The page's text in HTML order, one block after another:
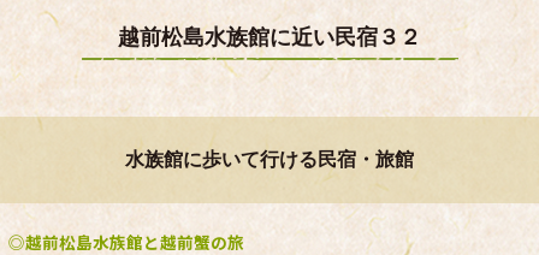
越前松島水族館に近い民宿３２
水族館に歩いて行ける民宿・旅館
◎越前松島水族館と越前蟹の旅